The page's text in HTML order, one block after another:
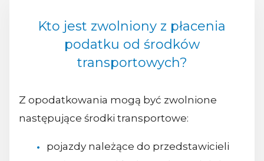
Kto jest zwolniony z płacenia
podatku od środków
transportowych?
Z opodatkowania mogą być zwolnione
następujące środki transportowe:
pojazdy należące do przedstawicieli